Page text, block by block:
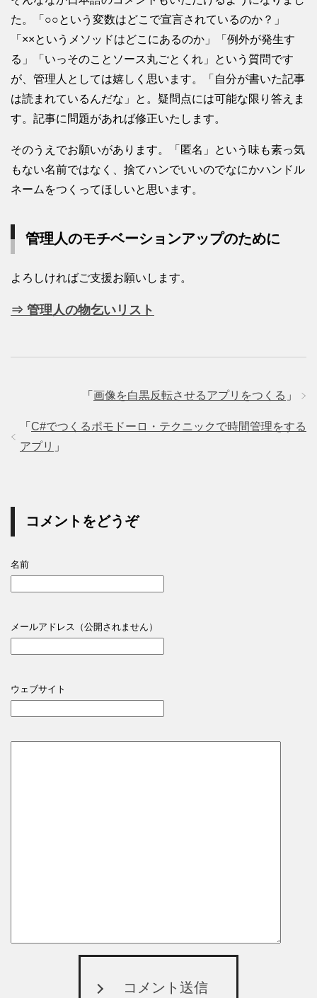
た。「○○という変数はどこで宣言されているのか？」
「××というメソッドはどこにあるのか」「例外が発生す
る」「いっそのことソース丸ごとくれ」という質問です
が、管理人としては嬉しく思います。「自分が書いた記事
は読まれているんだな」と。疑問点には可能な限り答えま
す。記事に問題があれば修正いたします。
そのうえでお願いがあります。「匿名」という味も素っ気
もない名前ではなく、捨てハンでいいのでなにかハンドル
ネームをつくってほしいと思います。
管理人のモチベーションアップのために
よろしければご支援お願いします。
⇒ 管理人の物乞いリスト
「 画像を白黒反転させるアプリをつくる 」
「 C#でつくるポモドーロ・テクニックで時間管理をする
アプリ 」
コメントをどうぞ
名前
メールアドレス（公開されません）
ウェブサイト
コメント送信